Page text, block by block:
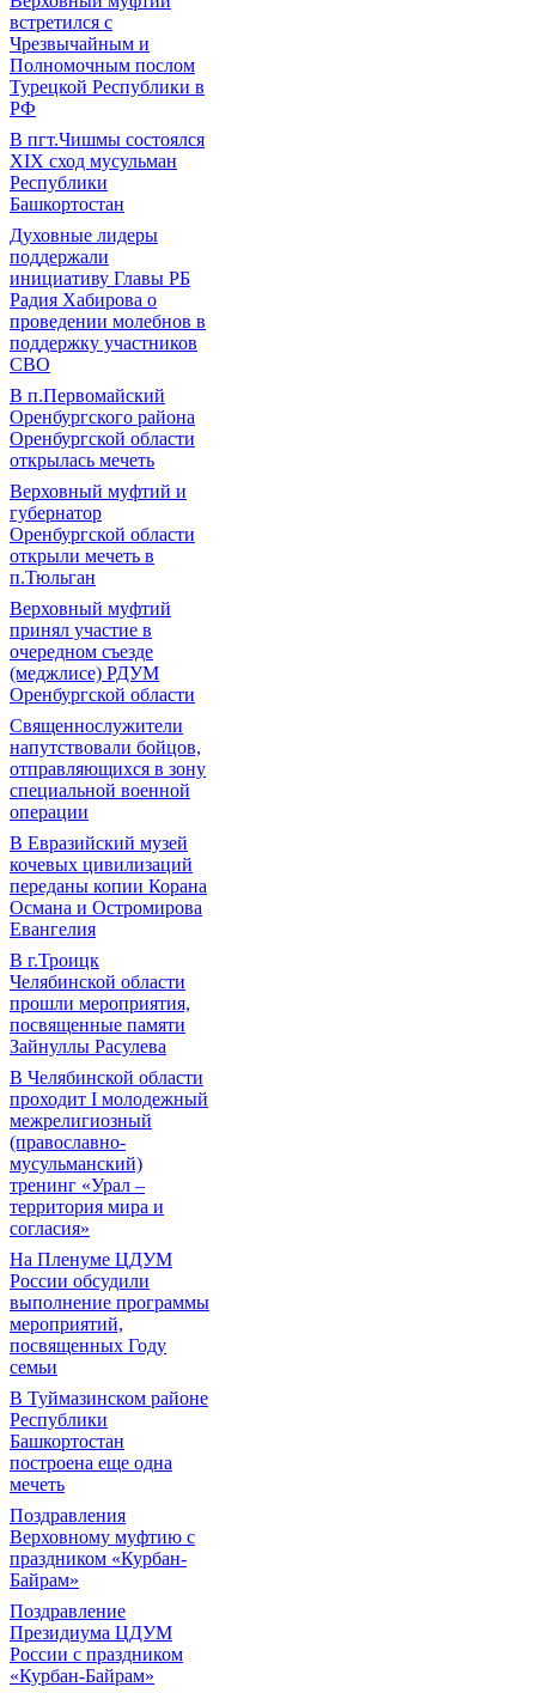
встретился с
Чрезвычайным и
Полномочным послом
Турецкой Республики в
РФ
В пгт.Чишмы состоялся
XIX сход мусульман
Республики
Башкортостан
Духовные лидеры
поддержали
инициативу Главы РБ
Радия Хабирова о
проведении молебнов в
поддержку участников
СВО
В п.Первомайский
Оренбургского района
Оренбургской области
открылась мечеть
Верховный муфтий и
губернатор
Оренбургской области
открыли мечеть в
п.Тюльган
Верховный муфтий
принял участие в
очередном съезде
(меджлисе) РДУМ
Оренбургской области
Священнослужители
напутствовали бойцов,
отправляющихся в зону
специальной военной
операции
В Евразийский музей
кочевых цивилизаций
переданы копии Корана
Османа и Остромирова
Евангелия
В г.Троицк
Челябинской области
прошли мероприятия,
посвященные памяти
Зайнуллы Расулева
В Челябинской области
проходит I молодежный
межрелигиозный
(православно-
мусульманский)
тренинг «Урал –
территория мира и
согласия»
На Пленуме ЦДУМ
России обсудили
выполнение программы
мероприятий,
посвященных Году
семьи
В Туймазинском районе
Республики
Башкортостан
построена еще одна
мечеть
Поздравления
Верховному муфтию с
праздником «Курбан-
Байрам»
Поздравление
Президиума ЦДУМ
России с праздником
«Курбан-Байрам»